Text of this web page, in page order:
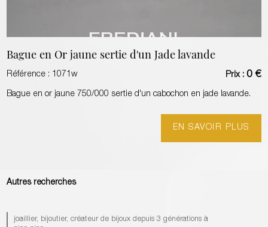
Bague en Or jaune sertie d'un Jade lavande
Référence : 1071w Prix : 0 €
Bague en or jaune 750/000 sertie d'un cabochon en jade lavande.
EN SAVOIR PLUS
Autres recherches
joaillier, bijoutier, créateur de bijoux depuis 3 générations à